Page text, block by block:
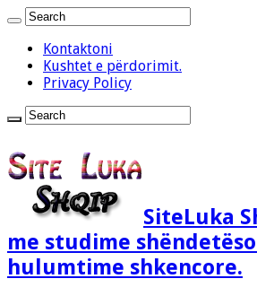
Kontaktoni
Kushtet e përdorimit.
Privacy Policy
SiteLuka
me studime
hulumtime shkencore.